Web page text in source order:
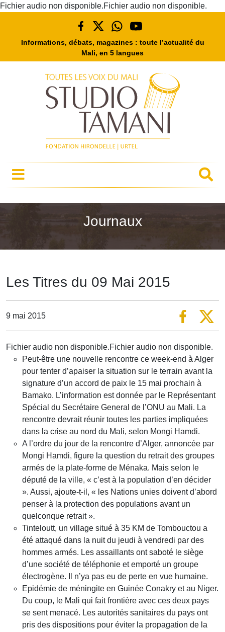
Fichier audio non disponible.Fichier audio non disponible.
Informations, débats, magazines : toute l’actualité du
Mali, en 5 langues
Journaux
Les Titres du 09 Mai 2015
9 mai 2015
Fichier audio non disponible.Fichier audio non disponible.
Peut-être une nouvelle rencontre ce week-end à Alger
pour tenter d’apaiser la situation sur le terrain avant la
signature d’un accord de paix le 15 mai prochain à
Bamako. L’information est donnée par le Représentant
Spécial du Secrétaire General de l’ONU au Mali. La
rencontre devrait réunir toutes les parties impliquées
dans la crise au nord du Mali, selon Mongi Hamdi.
A l’ordre du jour de la rencontre d’Alger, annoncée par
Mongi Hamdi, figure la question du retrait des groupes
armés de la plate-forme de Ménaka. Mais selon le
député de la ville, « c’est à la population d’en décider
». Aussi, ajoute-t-il, « les Nations unies doivent d’abord
penser à la protection des populations avant un
quelconque retrait ».
Tinteloutt, un village situé à 35 KM de Tombouctou a
été attaqué dans la nuit du jeudi à vendredi par des
hommes armés. Les assaillants ont saboté le siège
d’une société de téléphonie et emporté un groupe
électrogène. Il n’ya pas eu de perte en vue humaine.
Epidémie de méningite en Guinée Conakry et au Niger.
Du coup, le Mali qui fait frontière avec ces deux pays
se sent menacé. Les autorités sanitaires du pays ont
pris des dispositions pour éviter la propagation de la